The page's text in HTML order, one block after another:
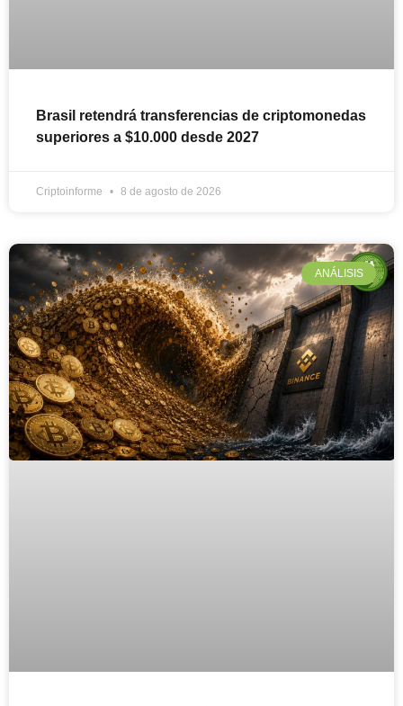
Brasil retendrá transferencias de criptomonedas
superiores a $10.000 desde 2027
Criptoinforme 8 de agosto de 2026
ANÁLISIS